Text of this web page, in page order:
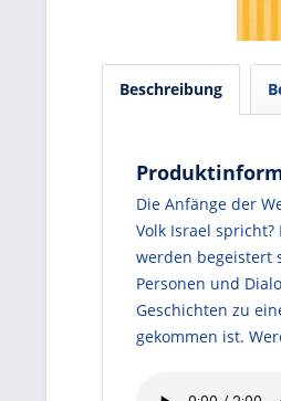
Beschreibung
Die Anfänge der
Volk Israel
werden begeistert
Personen und
Geschichten zu
gekommen ist.